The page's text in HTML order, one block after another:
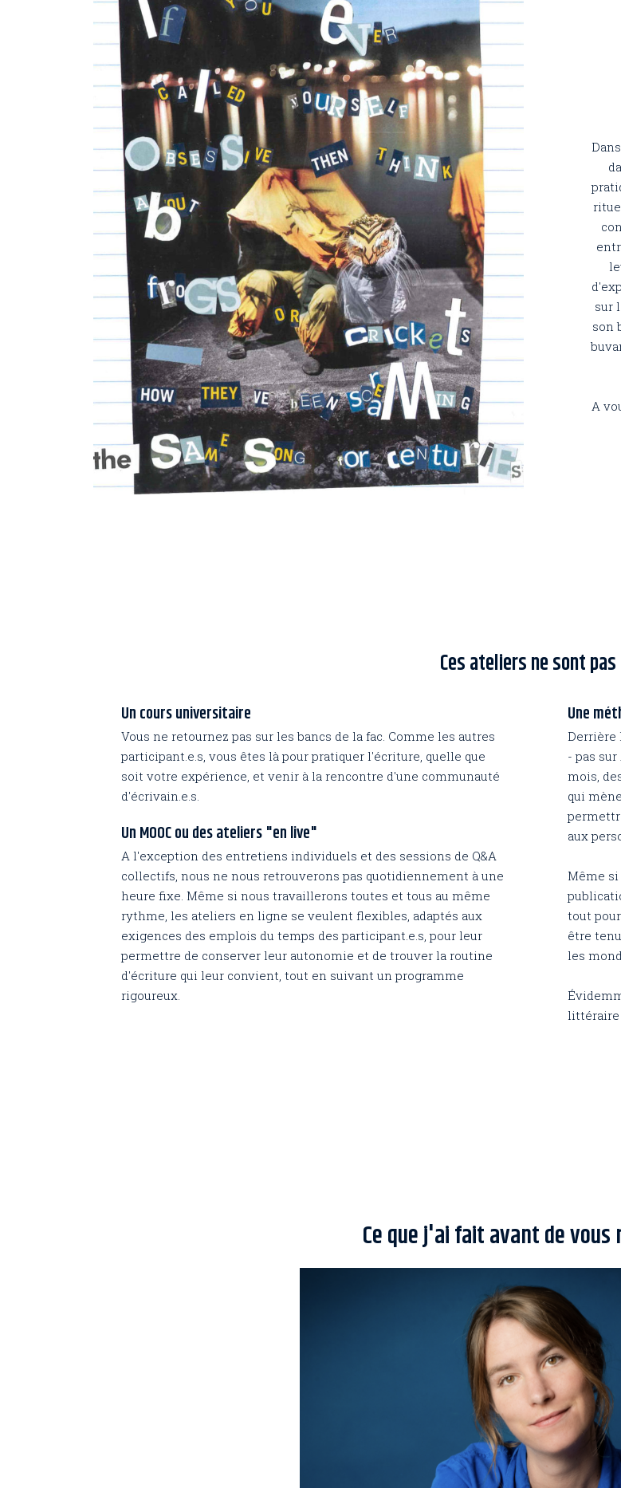
sur
son
A
Ces ateliers ne sont pas
Un cours universitaire
Vous ne retournez pas sur les bancs de la fac. Comme les autres
participant.e.s, vous êtes là pour pratiquer l'écriture, quelle que
soit votre expérience, et venir à la rencontre d'une communauté
d'écrivain.e.s.
Un MOOC ou des ateliers "en live"
A l'exception des entretiens individuels et des sessions de Q&A
collectifs, nous ne nous retrouverons pas quotidiennement à une
heure fixe. Même si nous travaillerons toutes et tous au même
rythme, les ateliers en ligne se veulent flexibles, adaptés aux
exigences des emplois du temps des participant.e.s, pour leur
permettre de conserver leur autonomie et de trouver la routine
d'écriture qui leur convient, tout en suivant un programme
rigoureux.
Une
Derrière
- pas
mois,
qui
aux
Même
tout
être
les
littéraire
Ce que j'ai fait avant de